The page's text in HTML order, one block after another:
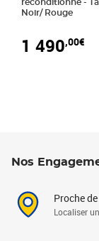
reconditionné - Taille normale -
Noir/ Rouge
1 490,00€
Nos
Proche
Localiser